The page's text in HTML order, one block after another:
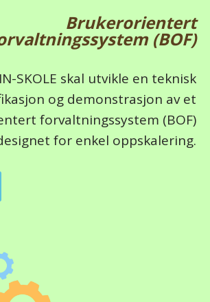
Brukerorientert
(BOF)
SKOLE skal utvikle en teknisk
og demonstrasjon av et
forvaltningssystem (BOF)
for enkel oppskalering.